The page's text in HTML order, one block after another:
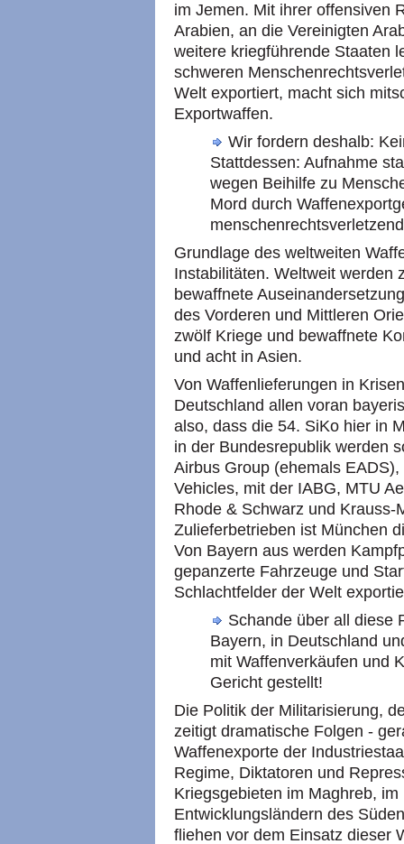
im Jemen. Mit ihrer offensiven
Arabien, an die Vereinigten
weitere kriegführende Staaten
schweren
Welt exportiert, macht sich
Exportwaffen.
Wir fordern deshalb:
Stattdessen: Aufnahme
wegen Beihilfe zu
Mord durch
Grundlage des weltweiten
Instabilitäten. Weltweit werden
bewaffnete
des Vorderen und Mittleren
zwölf Kriege und bewaffnete
und acht in Asien.
Von Waffenlieferungen in
Deutschland allen voran
also, dass die 54. SiKo hier in
in der Bundesrepublik werden
Airbus Group (ehemals
Vehicles, mit der IABG, MTU
Rhode & Schwarz und
Zulieferbetrieben ist München
Von Bayern aus werden
gepanzerte Fahrzeuge und
Schlachtfelder der Welt
Schande über all diese
Bayern, in Deutschland
mit Waffenverkäufen und
Gericht gestellt!
Die Politik der Militarisierung,
zeitigt dramatische Folgen -
Waffenexporte der
Regime, Diktatoren und
Kriegsgebieten im Maghreb,
Entwicklungsländern des
fliehen vor dem Einsatz dieser